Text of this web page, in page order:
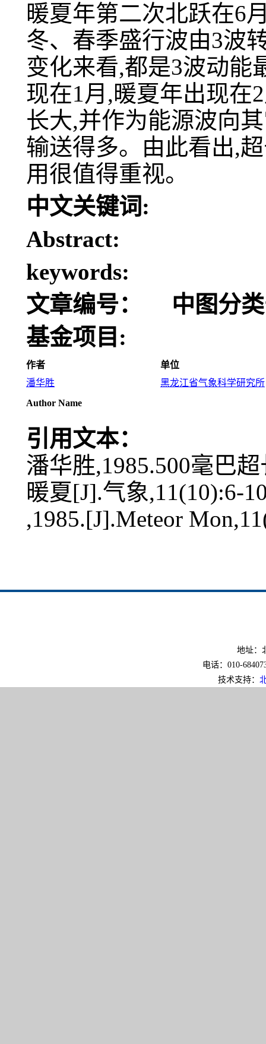
暖夏年第二次北跃在6
冬、春季盛行波由3波
变化来看,都是3波动能
现在1月,暖夏年出现在
长大,并作为能源波向
输送得多。由此看出,
用很值得重视。
中文关键词:
Abstract:
keywords:
文章编号：
中图分
基金项目:
作者
单位
潘华胜
黑龙江省气象科学研究所
Author Name
引用文本：
潘华胜,1985.500毫巴
暖夏[J].气象,11(10):6-
,1985.[J].Meteor
地址：
电话：010-
技术支持：